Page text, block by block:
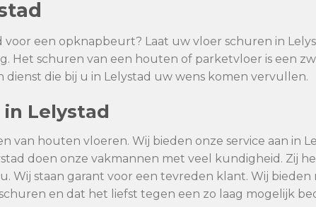
een opknapbeurt? Laat uw vloer schuren in
Het schuren van een houten of parketvloer is een
die bij u in Lelystad uw wens komen vervullen.
Lelystad
van houten vloeren. Wij bieden onze service aan in
doen onze vakmannen met veel kundigheid. Zij
Wij staan garant voor een tevreden klant. Wij
en dat het liefst tegen een zo laag mogelijk